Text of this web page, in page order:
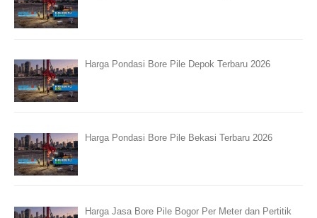
Harga Pondasi Bore Pile Depok Terbaru 2026
Harga Pondasi Bore Pile Bekasi Terbaru 2026
Harga Jasa Bore Pile Bogor Per Meter dan Pertitik